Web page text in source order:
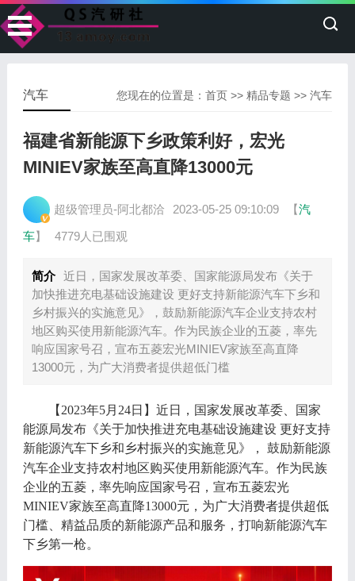
您现在的位置是：首页 >>精品专题 >>汽车
汽车
福建省新能源下乡政策利好，宏光
MINIEV家族至高直降13000元
超级管理员-阿北都洽 2023-05-25 09:10:09 【汽
车】 4779人已围观
简介 近日，国家发展改革委、国家能源局发布《关于
加快推进充电基础设施建设 更好支持新能源汽车下乡和
乡村振兴的实施意见》，鼓励新能源汽车企业支持农村
地区购买使用新能源汽车。作为民族企业的五菱，率先
响应国家号召，宣布五菱宏光MINIEV家族至高直降
13000元，为广大消费者提供超低门槛
【 2023年5月24日】近日，国家发展改革委、国家
能源局发布《关于加快推进充电基础设施建设 更好支持
新能源汽车下乡和乡村振兴的实施意见》，
鼓励新能源
汽车企业支持农村地区购买使用新能源汽车。作为民族
企业的五菱，率先响应国家号召，宣布五菱宏光
MINIEV家族至高直降13000元，为广大消费者提供超低
门槛、精益品质的新能源产品和服务，打响新能源汽车
下乡第一枪。